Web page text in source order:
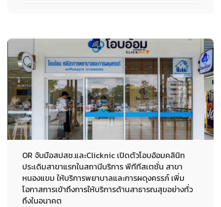
OR จับมือสปสช.และClicknic เปิดตัวโอบอ้อมคลินิก
ประเดิมสาขาแรกในสถานีบริการ พีทีทีสเตชั่น สาขา
หนองแขม ให้บริการพยาบาลและการผดุงครรภ์ เพิ่ม
โอกาสการเข้าถึงการให้บริการด้านสาธารณสุขอย่างทั่ว
ถึงในอนาคต